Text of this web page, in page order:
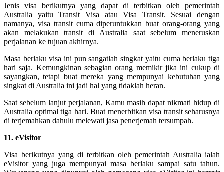
Jenis visa berikutnya yang dapat di terbitkan oleh pemerintah
Australia yaitu Transit Visa atau Visa Transit. Sesuai dengan
namanya, visa transit cuma diperuntukkan buat orang-orang yang
akan melakukan transit di Australia saat sebelum meneruskan
perjalanan ke tujuan akhirnya.
Masa berlaku visa ini pun sangatlah singkat yaitu cuma berlaku tiga
hari saja. Kemungkinan sebagian orang memikir jika ini cukup di
sayangkan, tetapi buat mereka yang mempunyai kebutuhan yang
singkat di Australia ini jadi hal yang tidaklah heran.
Saat sebelum lanjut perjalanan, Kamu masih dapat nikmati hidup di
Australia optimal tiga hari. Buat menerbitkan visa transit seharusnya
di terjemahkan dahulu melewati jasa penerjemah tersumpah.
11. eVisitor
Visa berikutnya yang di terbitkan oleh pemerintah Australia ialah
eVisitor yang juga mempunyai masa berlaku sampai satu tahun.